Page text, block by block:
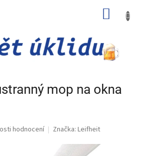
mop na okna
hodnocení Značka: Leifheit